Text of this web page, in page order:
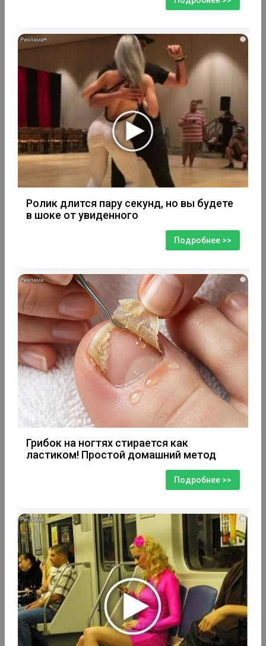
i
Ролик длится пару секунд, но вы будете
в шоке от увиденного
Подробнее >>
i
Грибок на ногтях стирается как
ластиком! Простой домашний метод
Подробнее >>
i